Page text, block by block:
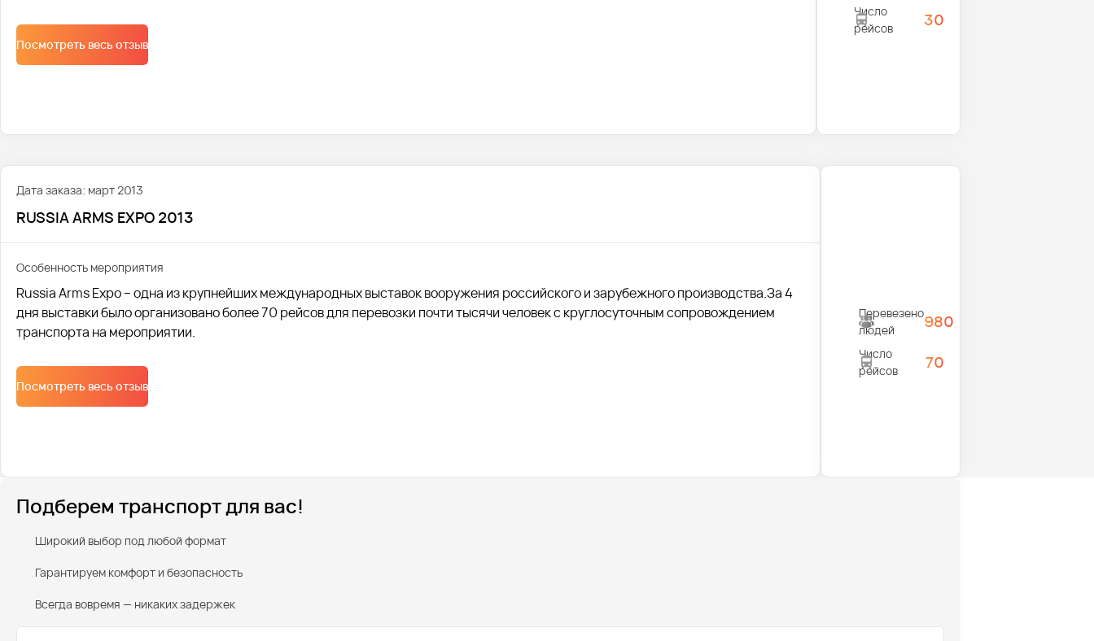
Посмотреть весь отзыв
Число
рейсов
30
Дата заказа: март 2013
RUSSIA ARMS EXPO 2013
Особенность мероприятия
Russia Arms Expo – одна из крупнейших международных выставок вооружения российского и зарубежного производства.За 4
дня выставки было организовано более 70 рейсов для перевозки почти тысячи человек с круглосуточным сопровождением
транспорта на мероприятии.
Посмотреть весь отзыв
Перевезено
людей
980
Число
рейсов
70
Подберем транспорт для вас!
Широкий выбор под любой формат
Гарантируем комфорт и безопасность
Всегда вовремя — никаких задержек